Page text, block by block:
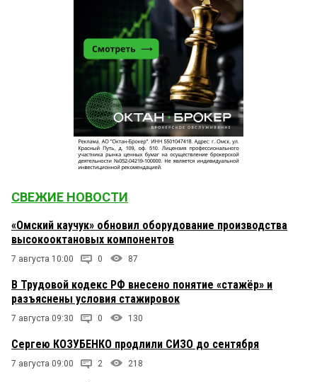
СВЕЖИЕ НОВОСТИ
«Омский каучук» обновил оборудование производства
высокооктановых компонентов
7 августа 10:00 0 87
В Трудовой кодекс РФ внесено понятие «стажёр» и
разъяснены условия стажировок
7 августа 09:30 0 130
Сергею КОЗУБЕНКО продлили СИЗО до сентября
7 августа 09:00 2 218